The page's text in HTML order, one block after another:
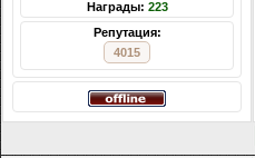
Награды: 223
Репутация:
4015